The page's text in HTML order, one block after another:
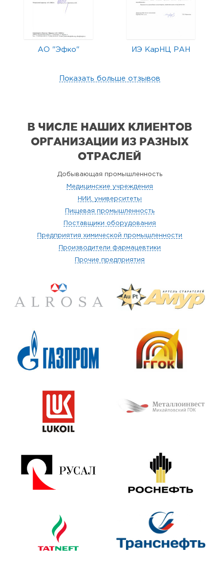
АО "Эфко" ИЭ КарНЦ РАН
Показать больше отзывов
В ЧИСЛЕ НАШИХ КЛИЕНТОВ
ОРГАНИЗАЦИИ ИЗ РАЗНЫХ
ОТРАСЛЕЙ
Добывающая промышленность
Медицинские учреждения
НИИ, университеты
Пищевая промышленность
Поставщики оборудования
Предприятия химической промышленности
Производители фармацевтики
Прочие предприятия